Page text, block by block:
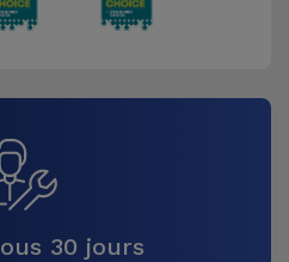
30 jours